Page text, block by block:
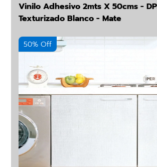
Vinilo Adhesivo 2mts X 50cms -
Texturizado Blanco - Mate
50% Off